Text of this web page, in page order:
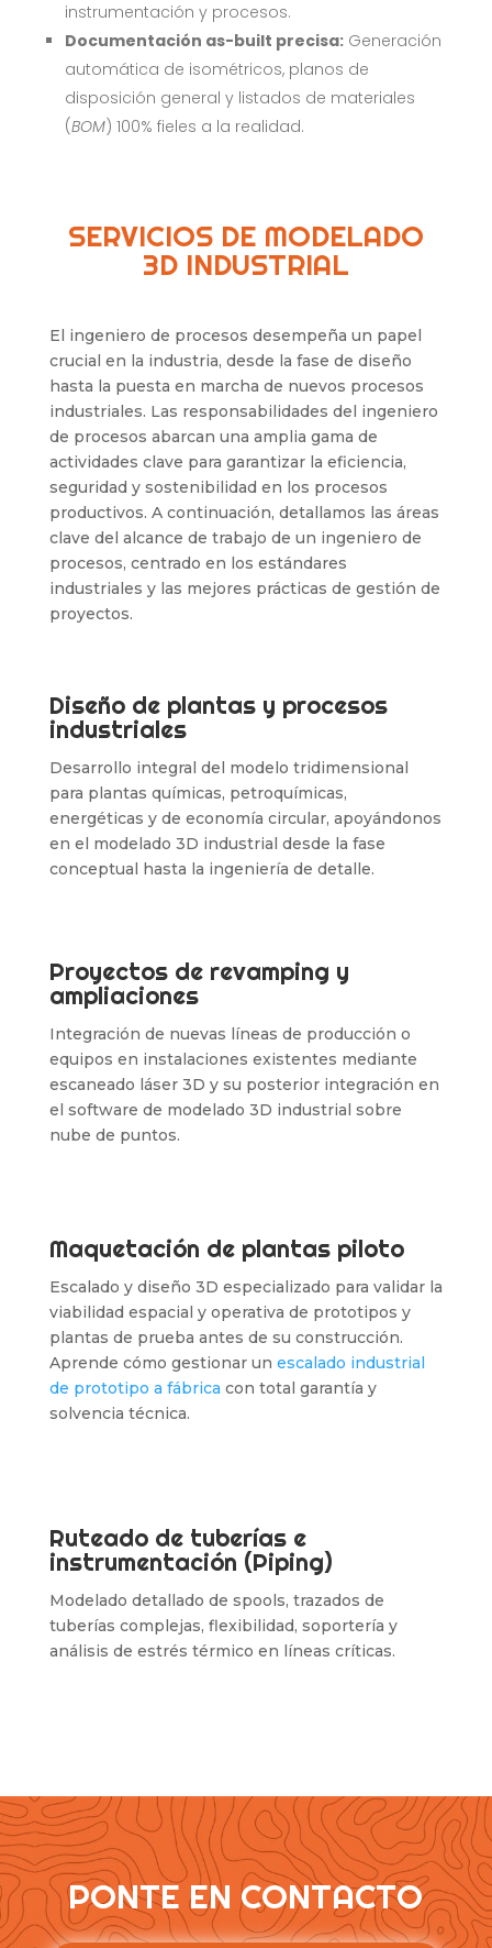
instrumentación y procesos.
Documentación as-built precisa:Generación
automática de isométricos, planos de
disposición general y listados de materiales
(BOM) 100% fieles a la realidad.
SERVICIOS DE MODELADO
3D INDUSTRIAL
El ingeniero de procesos desempeña un papel
crucial en la industria, desde la fase de diseño
hasta la puesta en marcha de nuevos procesos
industriales. Las responsabilidades del ingeniero
de procesos abarcan una amplia gama de
actividades clave para garantizar la eficiencia,
seguridad y sostenibilidad en los procesos
productivos. A continuación, detallamos las áreas
clave del alcance de trabajo de un ingeniero de
procesos, centrado en los estándares
industriales y las mejores prácticas de gestión de
proyectos.
Diseño de plantas y procesos
industriales
Desarrollo integral del modelo tridimensional
para plantas químicas, petroquímicas,
energéticas y de economía circular, apoyándonos
en el modelado 3D industrial desde la fase
conceptual hasta la ingeniería de detalle.
Proyectos de revamping y
ampliaciones
Integración de nuevas líneas de producción o
equipos en instalaciones existentes mediante
escaneado láser 3D y su posterior integración en
el software de modelado 3D industrial sobre
nube de puntos.
Maquetación de plantas piloto
Escalado y diseño 3D especializado para validar la
viabilidad espacial y operativa de prototipos y
plantas de prueba antes de su construcción.
Aprende cómo gestionar un escalado industrial
de prototipo a fábrica con total garantía y
solvencia técnica.
Ruteado de tuberías e
instrumentación (Piping)
Modelado detallado de spools, trazados de
tuberías complejas, flexibilidad, soportería y
análisis de estrés térmico en líneas críticas.
PONTE EN CONTACTO